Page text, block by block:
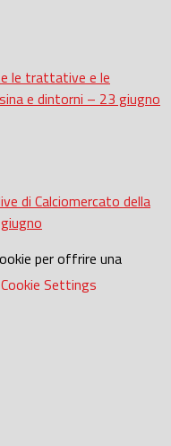
le trattative e le
e dintorni – 23 giugno
di Calciomercato della
per offrire una
Cookie Settings